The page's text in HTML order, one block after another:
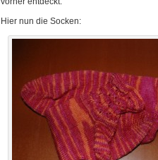
Hier nun die Socken: